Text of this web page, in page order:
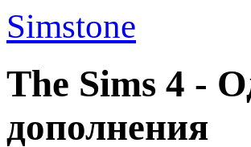
Simstone
The Sims 4 -
дополнения